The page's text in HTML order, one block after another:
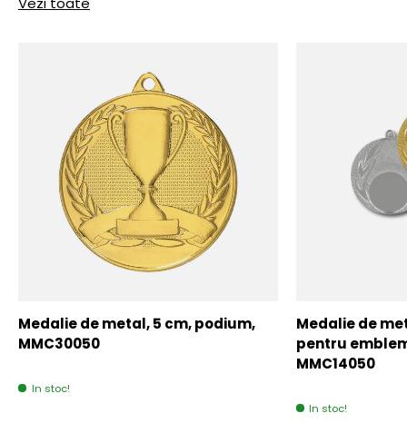
Medalie de metal, 5 cm, podium,
MMC30050
In stoc!
Medalie de
pentru
MMC14050
In stoc!